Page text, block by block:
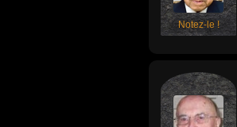
Notez-le !